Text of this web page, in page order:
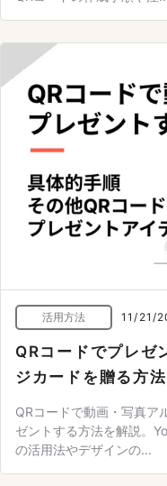
活用方法 11/21/
QRコードでプレゼ
ジカードを贈る方法
QRコードで動画・写真ア
ゼントする方法を解説。
の活用法やデザインの...